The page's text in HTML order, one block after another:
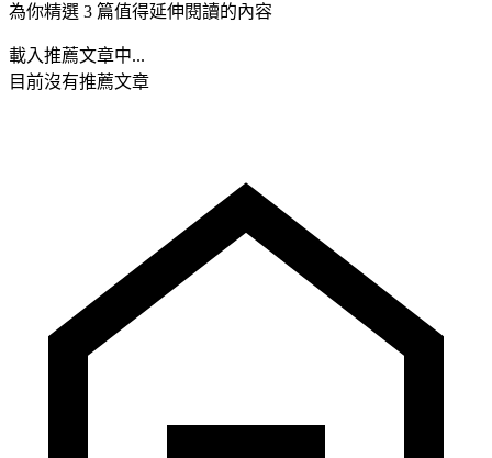
為你精選 3 篇值得延伸閱讀的內容
載入推薦文章中...
目前沒有推薦文章